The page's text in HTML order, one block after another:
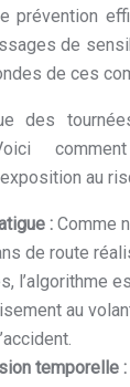
prévention
de
de ces
des
au
: Comme
de route
l’algorithme
au
temporelle :